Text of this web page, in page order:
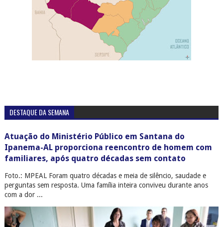
DESTAQUE DA SEMANA
Atuação do Ministério Público em Santana do
Ipanema-AL proporciona reencontro de homem com
familiares, após quatro décadas sem contato
Foto.: MPEAL Foram quatro décadas e meia de silêncio, saudade e
perguntas sem resposta. Uma família inteira conviveu durante anos
com a dor ...